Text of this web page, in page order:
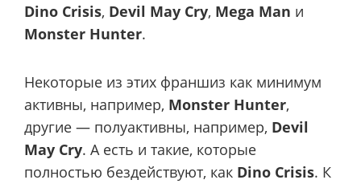
Dino Crisis, Devil May Cry, Mega Man и
Monster Hunter.
Некоторые из этих франшиз как минимум
активны, например, Monster Hunter,
другие — полуактивны, например, Devil
May Cry. А есть и такие, которые
полностью бездействуют, как Dino Crisis. К